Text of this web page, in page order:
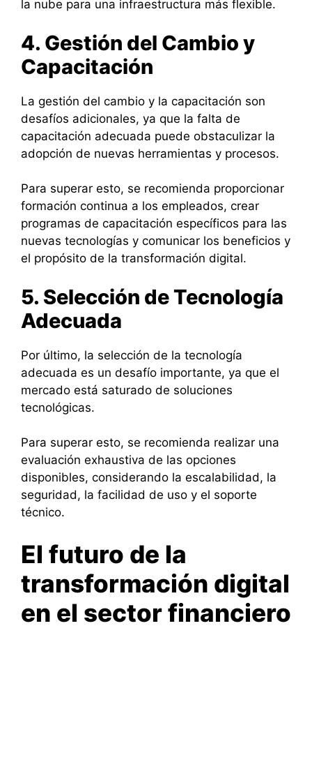
la nube para una infraestructura más flexible.
4. Gestión del Cambio y
Capacitación
La gestión del cambio y la capacitación son
desafíos adicionales, ya que la falta de
capacitación adecuada puede obstaculizar la
adopción de nuevas herramientas y procesos.
Para superar esto, se recomienda proporcionar
formación continua a los empleados, crear
programas de capacitación específicos para las
nuevas tecnologías y comunicar los beneficios y
el propósito de la transformación digital.
5. Selección de Tecnología
Adecuada
Por último, la selección de la tecnología
adecuada es un desafío importante, ya que el
mercado está saturado de soluciones
tecnológicas.
Para superar esto, se recomienda realizar una
evaluación exhaustiva de las opciones
disponibles, considerando la escalabilidad, la
seguridad, la facilidad de uso y el soporte
técnico.
El futuro de la
transformación digital
en el sector financiero